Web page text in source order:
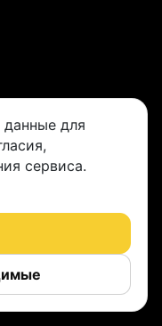
для
сервиса.